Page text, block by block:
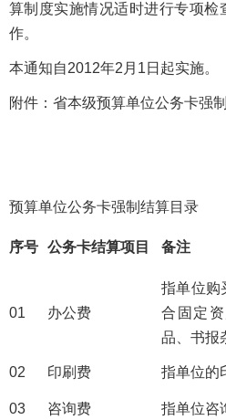
算制度实施情况适时进行专项检
作。
本通知自2012年2月1日起实施。
附件：省本级预算单位公务卡强
预算单位公务卡强制结算目录
序号 公务卡结算项目 备注
01 办公费
指单位购
合固定
品、书报
02 印刷费 指单位的
03 咨询费 指单位咨